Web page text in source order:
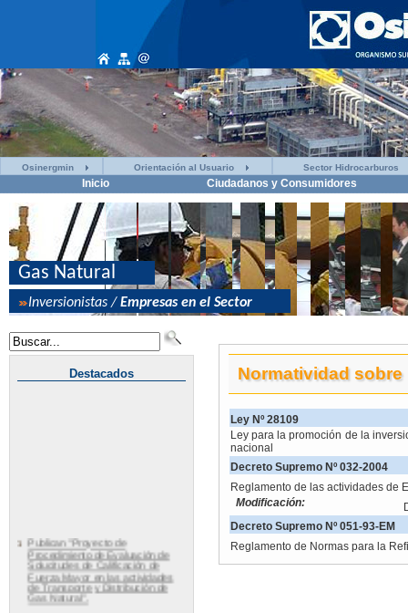
Osinergmin Orientación al Usuario Sector Hidrocarburos
Inicio Ciudadanos y Consumidores